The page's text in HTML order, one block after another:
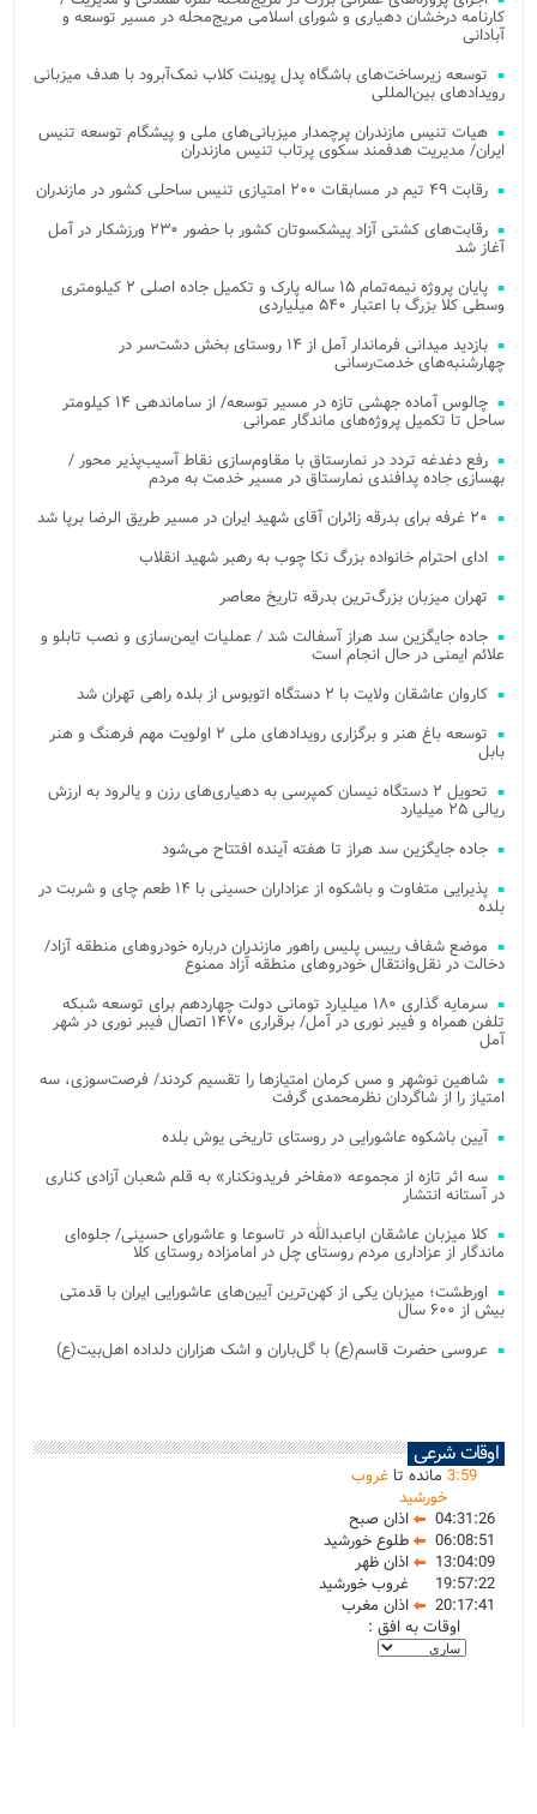
کارنامه درخشان دهیاری و شورای اسلامی مریج‌محله در مسیر توسعه و
آبادانی
توسعه زیرساخت‌های باشگاه پدل پوینت کلاب نمک‌آبرود با هدف میزبانی
رویدادهای بین‌المللی
هیات تنیس مازندران پرچمدار میزبانی‌های ملی و پیشگام توسعه تنیس
ایران/ مدیریت هدفمند سکوی پرتاب تنیس مازندران
رقابت ۴۹ تیم در مسابقات ۲۰۰ امتیازی تنیس ساحلی کشور در مازندران
رقابت‌های کشتی آزاد پیشکسوتان کشور با حضور ۲۳۰ ورزشکار در آمل
آغاز شد
پایان پروژه نیمه‌تمام ۱۵ ساله پارک و تکمیل جاده اصلی ۲ کیلومتری
وسطی کلا بزرگ با اعتبار ۵۴۰ میلیاردی
بازدید میدانی فرماندار آمل از ۱۴ روستای بخش دشت‌سر در
چهارشنبه‌های خدمت‌رسانی
چالوس آماده جهشی تازه در مسیر توسعه/ از ساماندهی ۱۴ کیلومتر
ساحل تا تکمیل پروژه‌های ماندگار عمرانی
رفع دغدغه تردد در نمارستاق با مقاوم‌سازی نقاط آسیب‌پذیر محور /
بهسازی جاده پدافندی نمارستاق در مسیر خدمت به مردم
۲۰ غرفه برای بدرقه زائران آقای شهید ایران در مسیر طریق الرضا برپا شد
ادای احترام خانواده بزرگ نکا چوب به رهبر شهید انقلاب
تهران میزبان بزرگ‌ترین بدرقه تاریخ معاصر
جاده جایگزین سد هراز آسفالت شد / عملیات ایمن‌سازی و نصب تابلو و
علائم ایمنی در حال انجام است
کاروان عاشقان ولایت با ۲ دستگاه اتوبوس از بلده راهی تهران شد
توسعه باغ هنر و برگزاری رویدادهای ملی ۲ اولویت مهم فرهنگ و هنر
بابل
تحویل ۲ دستگاه نیسان کمپرسی به دهیاری‌های رزن و یالرود به ارزش
ریالی ۲۵ میلیارد
جاده جایگزین سد هراز تا هفته آینده افتتاح می‌شود
پذیرایی متفاوت و باشکوه از عزاداران حسینی با ۱۴ طعم چای و شربت در
بلده
موضع شفاف رییس پلیس راهور مازندران درباره خودروهای منطقه آزاد/
دخالت در نقل‌وانتقال خودروهای منطقه آزاد ممنوع
سرمایه گذاری ۱۸۰ میلیارد تومانی دولت چهاردهم برای توسعه شبکه
تلفن همراه و فیبر نوری در آمل/ برقراری ۱۴۷۰ اتصال فیبر نوری در شهر
آمل
شاهین نوشهر و مس کرمان امتیازها را تقسیم کردند/ فرصت‌سوزی، سه
امتیاز را از شاگردان نظرمحمدی گرفت
آیین باشکوه عاشورایی در روستای تاریخی یوش بلده
سه اثر تازه از مجموعه «مفاخر فریدونکنار» به قلم شعبان آزادی کناری
در آستانه انتشار
کلا میزبان عاشقان اباعبدالله در تاسوعا و عاشورای حسینی/ جلوه‌ای
ماندگار از عزاداری مردم روستای چل در امامزاده روستای کلا
اورطشت؛ میزبان یکی از کهن‌ترین آیین‌های عاشورایی ایران با قدمتی
بیش از ۶۰۰ سال
عروسی حضرت قاسم(ع) با گل‌باران و اشک هزاران دلداده اهل‌بیت(ع)
اوقات شرعی
3:59 مانده تاغروب
خورشید
04:31:26
اذان صبح
06:08:51
طلوع خورشید
13:04:09
اذان ظهر
19:57:22
غروب خورشید
20:17:41
اذان مغرب
اوقات به افق :